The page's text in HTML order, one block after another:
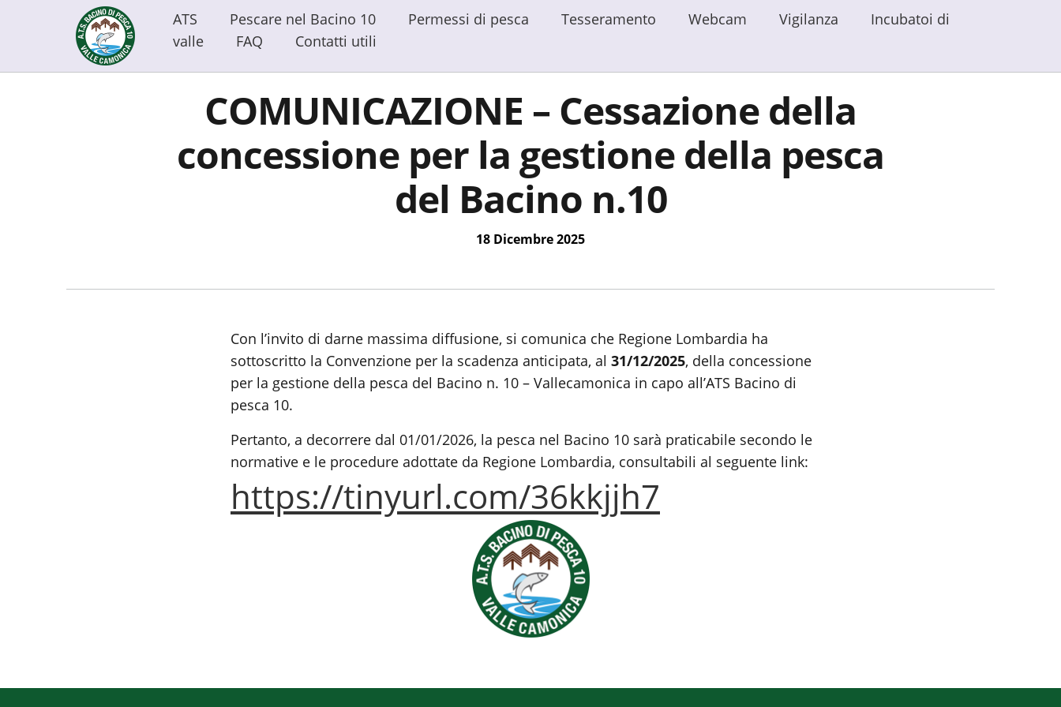
ATS Pescare nel Bacino 10 Permessi di pesca Tesseramento Webcam Vigilanza
Incubatoi di
valle
FAQ Contatti utili
COMUNICAZIONE – Cessazione della
concessione per la gestione della pesca
del Bacino n.10
18 Dicembre 2025
Con l’invito di darne massima diffusione, si comunica che Regione Lombardia ha
sottoscritto la Convenzione per la scadenza anticipata, al 31/12/2025, della concessione
per la gestione della pesca del Bacino n. 10 – Vallecamonica in capo all’ATS Bacino di
pesca 10.
Pertanto, a decorrere dal 01/01/2026, la pesca nel Bacino 10 sarà praticabile secondo le
normative e le procedure adottate da Regione Lombardia, consultabili al seguente link:
https://tinyurl.com/36kkjjh7